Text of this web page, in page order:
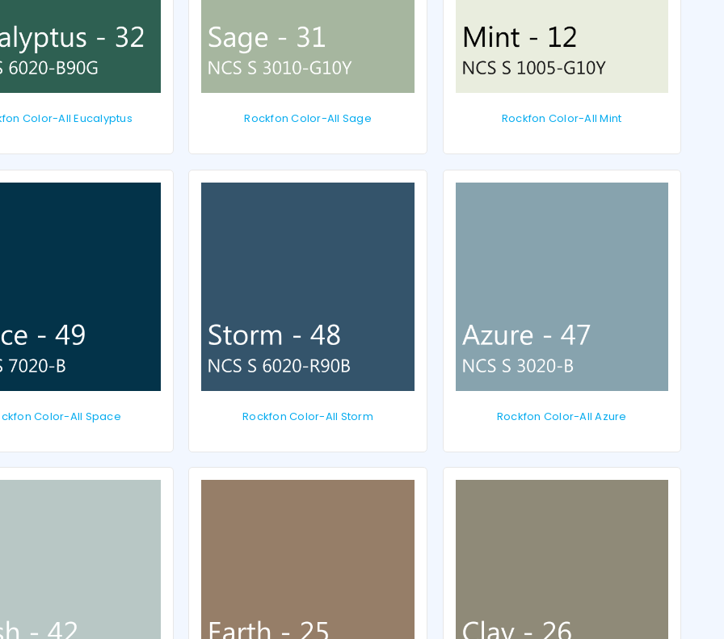
Gebruikersnaam of e-mailadres
Color-All Eucalyptus Rockfon Color-All Sage Rockfon Color-All Mint
Color-All Space Rockfon Color-All Storm Rockfon Color-All Azure